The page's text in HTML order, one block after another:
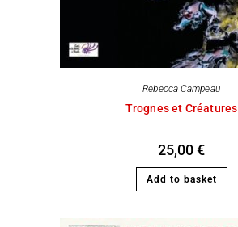
Rebecca Campeau
Trognes et Créatures
25,00€
Add to basket